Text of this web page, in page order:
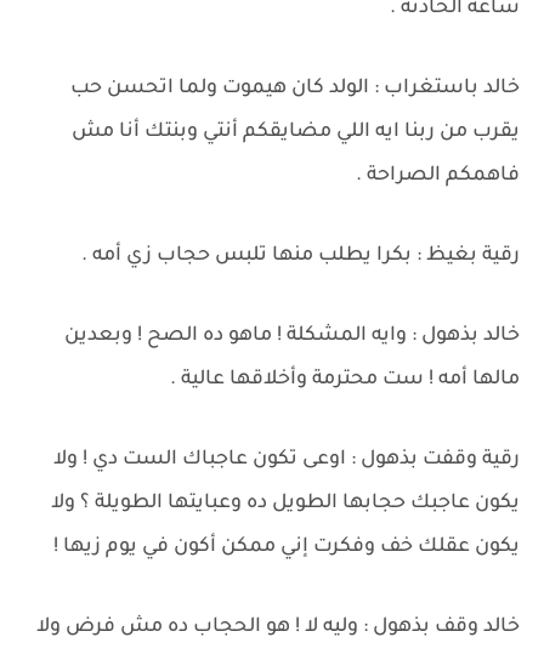
ساعة الحادثة .
خالد باستغراب : الولد كان هيموت ولما اتحسن حب
يقرب من ربنا ايه اللي مضايقكم أنتي وبنتك أنا مش
فاهمكم الصراحة .
رقية بغيظ : بكرا يطلب منها تلبس حجاب زي أمه .
خالد بذهول : وايه المشكلة ! ماهو ده الصح ! وبعدين
مالها أمه ! ست محترمة وأخلاقها عالية .
رقية وقفت بذهول : اوعى تكون عاجباك الست دي ! ولا
يكون عاجبك حجابها الطويل ده وعبايتها الطويلة ؟ ولا
يكون عقلك خف وفكرت إني ممكن أكون في يوم زيها !
خالد وقف بذهول : وليه لا ! هو الحجاب ده مش فرض ولا